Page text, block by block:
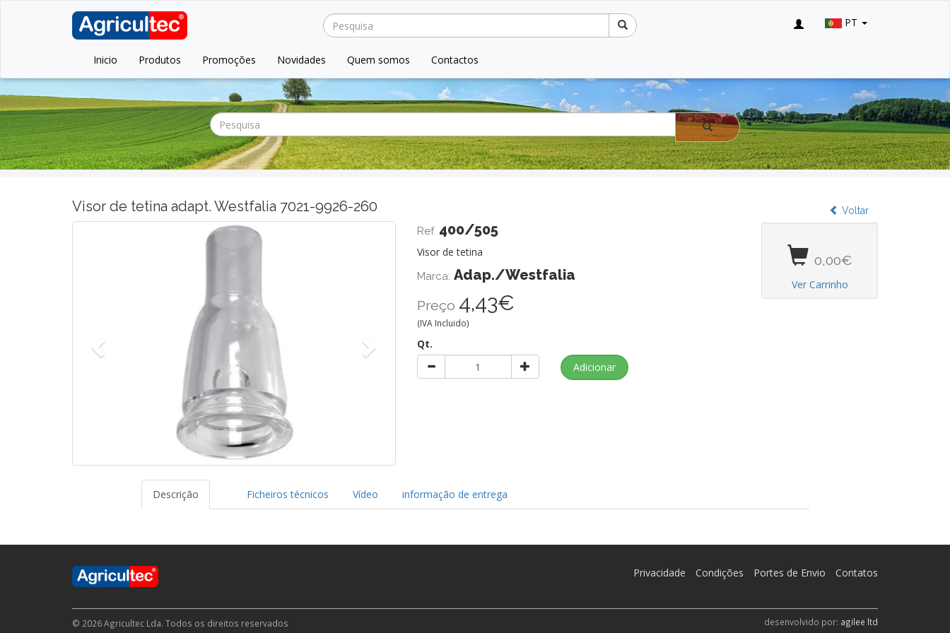
PT
Inicio Produtos Promoções Novidades Quem somos Contactos
Visor de tetina adapt. Westfalia 7021-9926-260 Voltar
Seguinte
Ref. 400/505
Visor de tetina
Marca: Adap./Westfalia
Preço 4,43€
(IVA Incluido)
Qt.
0,00€
Ver Carrinho
Descrição Ficheiros técnicos Vídeo informação de entrega
Privacidade Condições Portes de Envio Contatos
© 2026 Agricultec Lda. Todos os direitos reservados desenvolvido por: agilee ltd